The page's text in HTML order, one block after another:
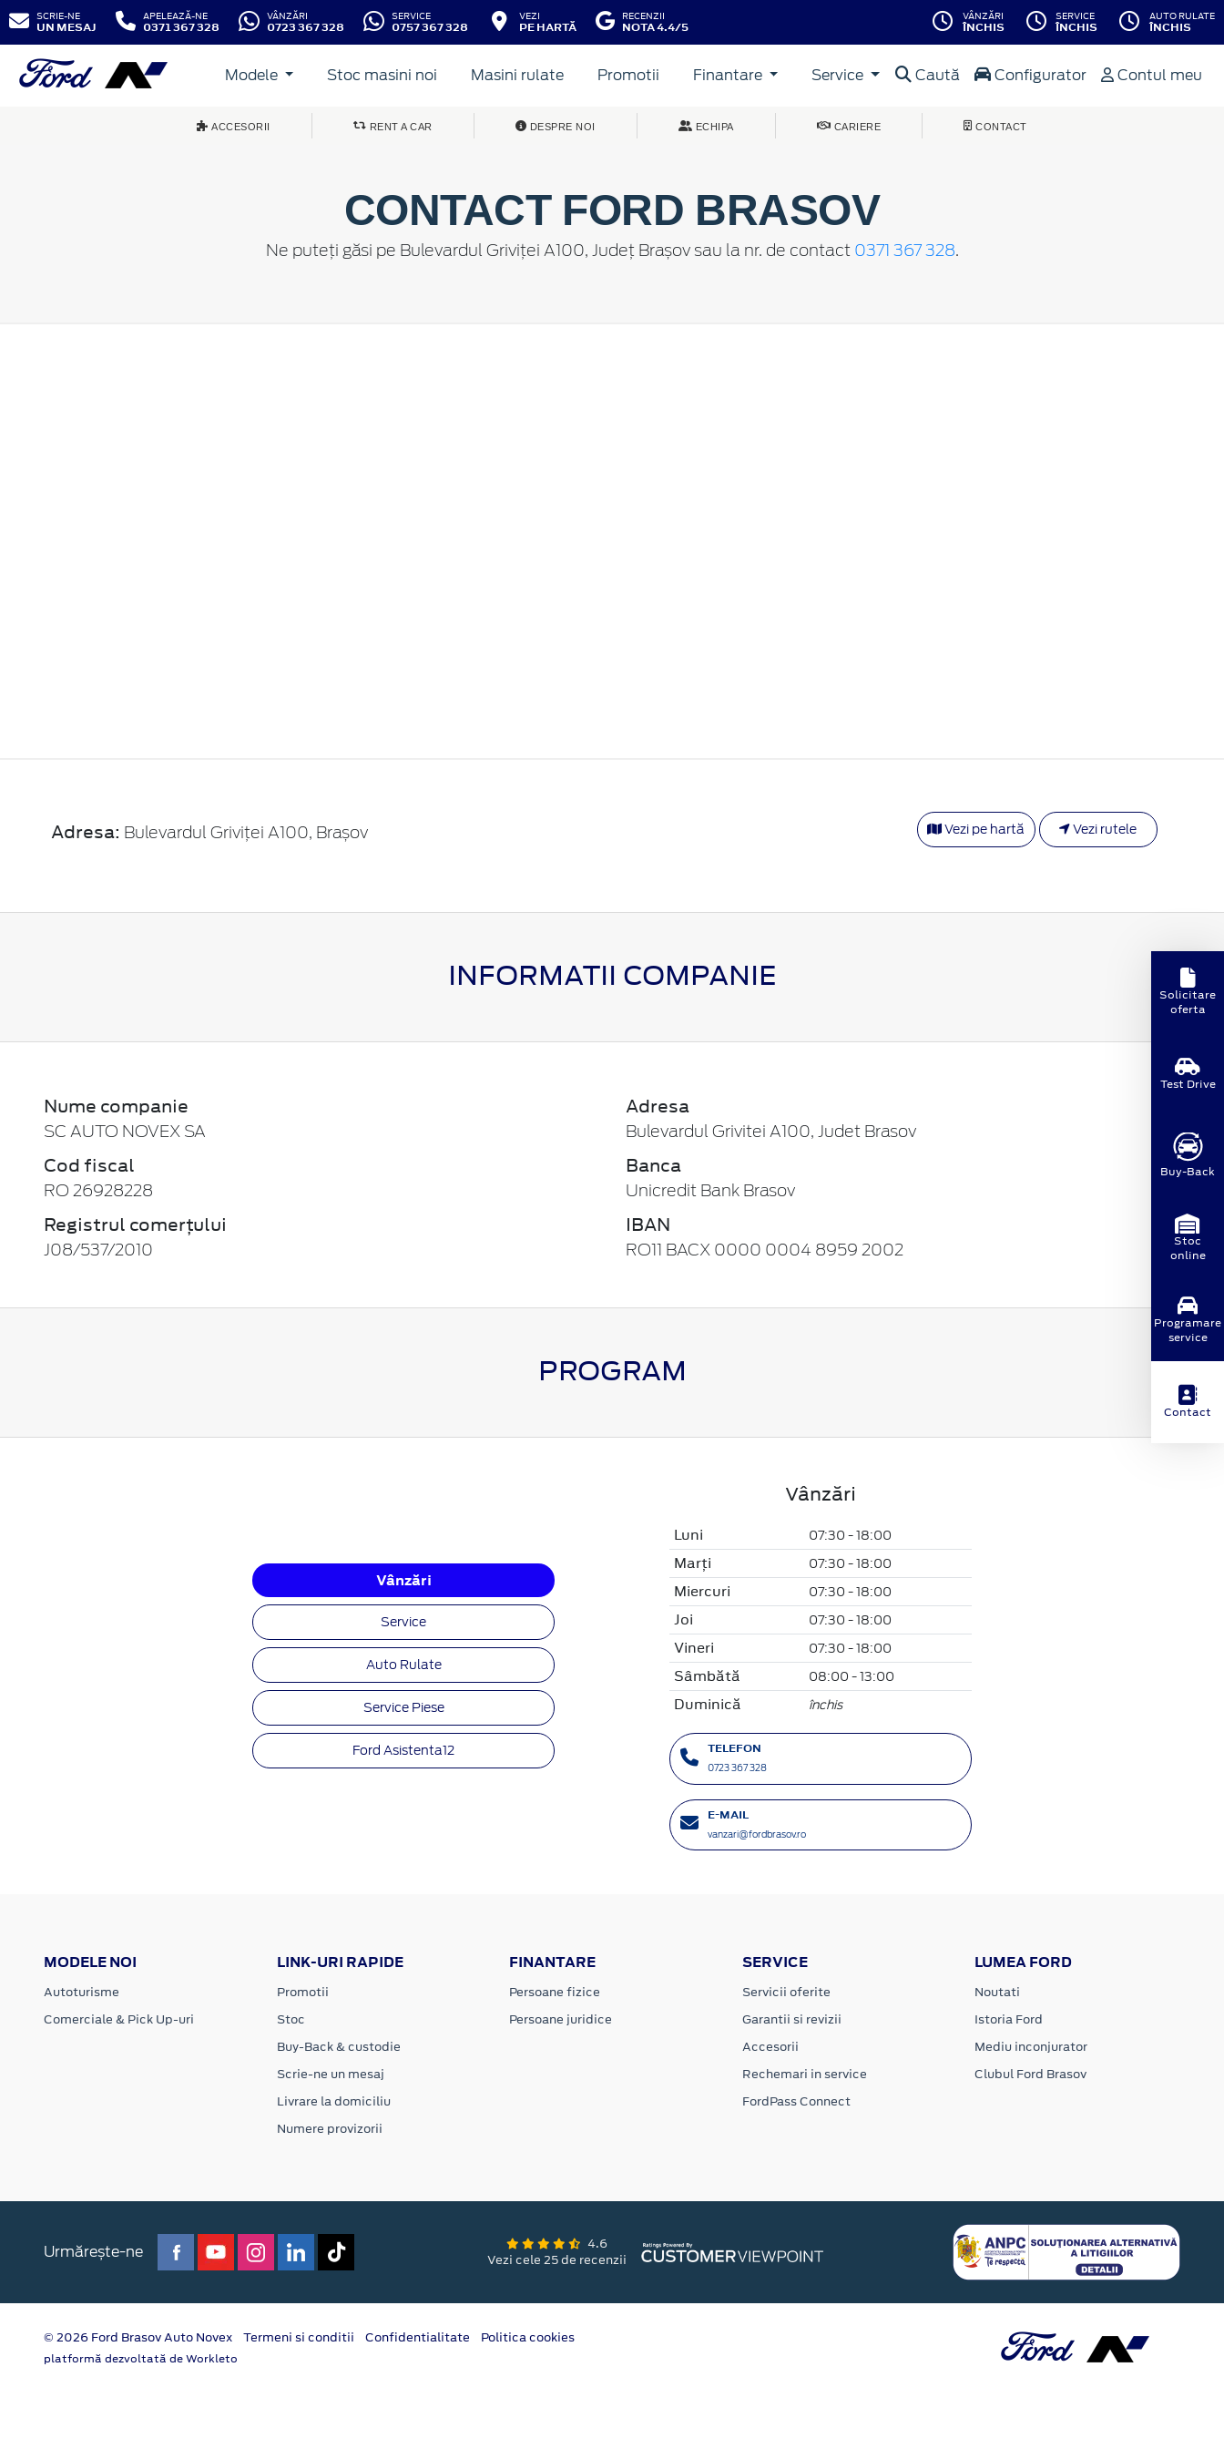
SCRIE-NE
UN MESAJ
APELEAZĂ-NE
0371 367 328
VÂNZĂRI
0723 367 328
SERVICE
0757 367 328
VEZI
PE HARTĂ
RECENZII
NOTA 4.4/5
VÂNZĂRI
ÎNCHIS
SERVICE
ÎNCHIS
AUTO RULATE
ÎNCHIS
Modele Stoc masini noi Masini rulate Promotii Finantare Service Caută Configurator Contul meu
ACCESORII RENT A CAR DESPRE NOI ECHIPA CARIERE CONTACT
CONTACT FORD BRASOV
Ne puteți găsi pe Bulevardul Griviței A100, Județ Brașov sau la nr. de contact 0371 367 328.
Adresa: Bulevardul Griviței A100, Brașov Vezi pe hartă Vezi rutele
INFORMATII COMPANIE
Nume companie
SC AUTO NOVEX SA
Cod fiscal
RO 26928228
Registrul comerțului
J08/537/2010
Adresa
Bulevardul Grivitei A100, Judet Brasov
Banca
Unicredit Bank Brasov
IBAN
RO11 BACX 0000 0004 8959 2002
PROGRAM
Vânzări
Service
Auto Rulate
Service Piese
Ford Asistenta12
Vânzări
Luni 07:30 - 18:00
Marți 07:30 - 18:00
Miercuri 07:30 - 18:00
Joi 07:30 - 18:00
Vineri 07:30 - 18:00
Sâmbătă 08:00 - 13:00
Duminică închis
TELEFON
0723 367 328
E-MAIL
vanzari@fordbrasov.ro
MODELE NOI
Autoturisme
Comerciale & Pick Up-uri
LINK-URI RAPIDE
Promotii
Stoc
Buy-Back & custodie
Scrie-ne un mesaj
Livrare la domiciliu
Numere provizorii
FINANTARE
Persoane fizice
Persoane juridice
SERVICE
Servicii oferite
Garantii si revizii
Accesorii
Rechemari in service
FordPass Connect
LUMEA FORD
Noutati
Istoria Ford
Mediu inconjurator
Clubul Ford Brasov
Urmărește-ne
4.6
Vezi cele 25 de recenzii
© 2026 Ford Brasov Auto Novex Termeni si conditii Confidentialitate Politica cookies
platformă dezvoltată de Workleto
Solicitare
oferta
Test Drive
Buy-Back
Stoc
online
Programare
service
Contact